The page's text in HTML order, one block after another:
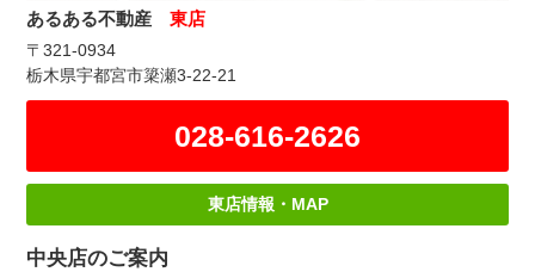
あるある不動産東店
〒321-0934
栃木県宇都宮市簗瀬3-22-21
028-616-2626
東店情報・MAP
中央店のご案内